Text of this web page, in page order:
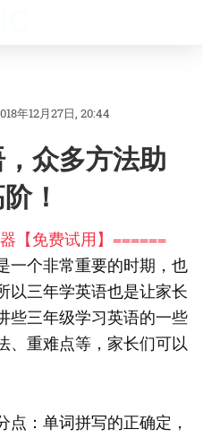
年12月27日, 20:44
众多方法助
！
【免费试用】======
一个非常重要的时期，也
以三年学英语也是让家长
些三年级学习英语的一些
、重难点等，家长们可以
：单词拼写的正确定，